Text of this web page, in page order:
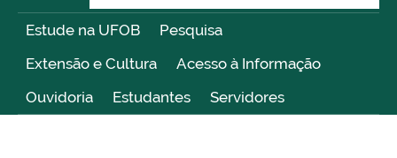
Estude na UFOB
Pesquisa
Extensão e Cultura
Acesso à Informação
Ouvidoria
Estudantes Servidores